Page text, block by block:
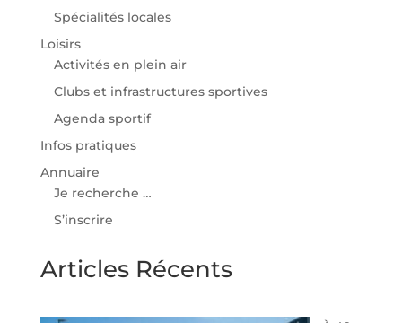
Spécialités locales
Loisirs
Activités en plein air
Clubs et infrastructures sportives
Agenda sportif
Infos pratiques
Annuaire
Je recherche …
S’inscrire
Articles Récents